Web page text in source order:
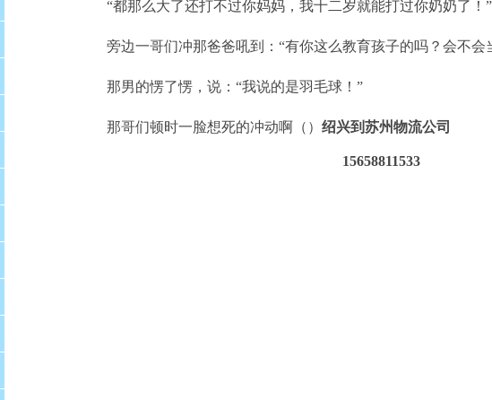
“都那么大了还打不过你妈妈，我十二岁就能打过你奶奶了！”
旁边一哥们冲那爸爸吼到：“有你这么教育孩子的吗？会不会
那男的愣了愣，说：“我说的是羽毛球！”
那哥们顿时一脸想死的冲动啊（） 绍兴到苏州物流公司
15658811533